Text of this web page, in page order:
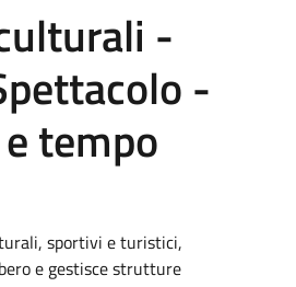
-
-
tempo
sportivi e turistici,
e gestisce strutture